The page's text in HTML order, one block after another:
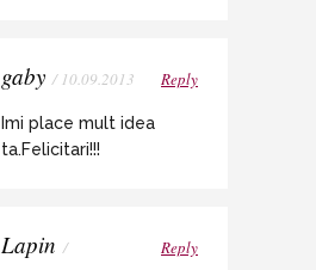
gaby / 10.09.2013 Reply
Imi place mult idea
ta.Felicitari!!!
Lapin /
Reply